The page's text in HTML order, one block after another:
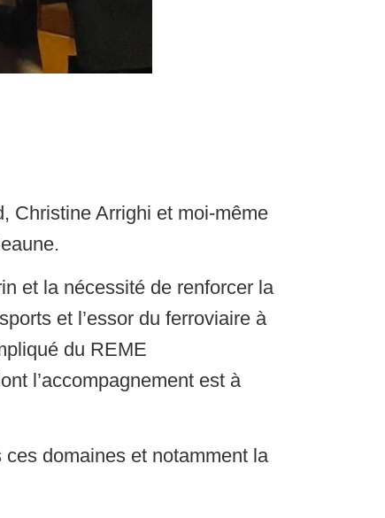
Christine Arrighi et moi-même
et la nécessité de renforcer la
et l’essor du ferroviaire à
du REME
l’accompagnement est à
domaines et notamment la